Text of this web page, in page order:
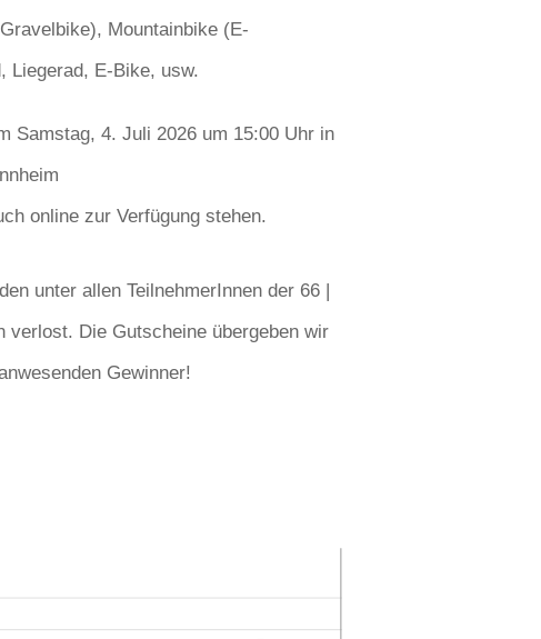
Mountainbike (E-
Liegerad, E-Bike, usw.
Samstag, 4. Juli 2026 um 15:00 Uhr in
online zur Verfügung stehen.
unter allen TeilnehmerInnen der 66 |
verlost. Die Gutscheine übergeben wir
Gewinner!